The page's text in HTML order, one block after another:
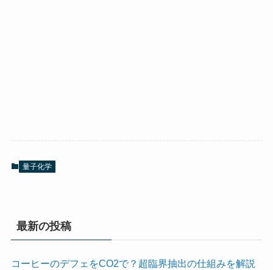
量子化学
最新の投稿
コーヒーのデフェをCO2で？超臨界抽出の仕組みを解説